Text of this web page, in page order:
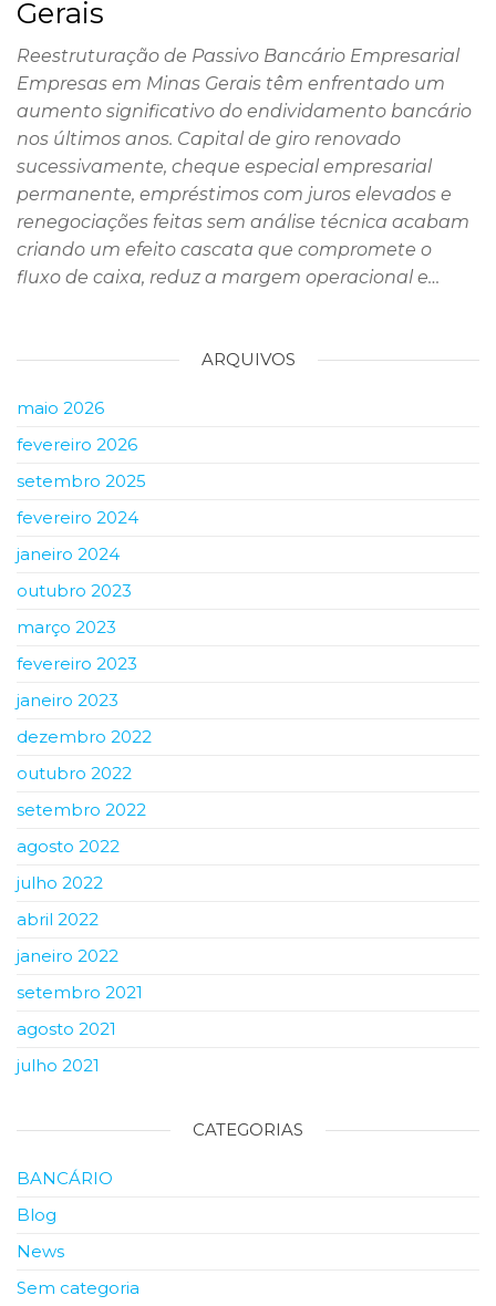
Gerais
Reestruturação de Passivo Bancário Empresarial
Empresas em Minas Gerais têm enfrentado um
aumento significativo do endividamento bancário
nos últimos anos. Capital de giro renovado
sucessivamente, cheque especial empresarial
permanente, empréstimos com juros elevados e
renegociações feitas sem análise técnica acabam
criando um efeito cascata que compromete o
fluxo de caixa, reduz a margem operacional e…
ARQUIVOS
maio 2026
fevereiro 2026
setembro 2025
fevereiro 2024
janeiro 2024
outubro 2023
março 2023
fevereiro 2023
janeiro 2023
dezembro 2022
outubro 2022
setembro 2022
agosto 2022
julho 2022
abril 2022
janeiro 2022
setembro 2021
agosto 2021
julho 2021
CATEGORIAS
BANCÁRIO
Blog
News
Sem categoria